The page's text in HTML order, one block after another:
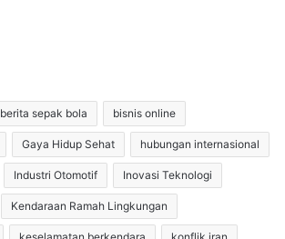
berita sepak bola bisnis online
Gaya Hidup Sehat hubungan internasional
Industri Otomotif Inovasi Teknologi
Kendaraan Ramah Lingkungan